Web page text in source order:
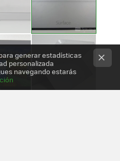
generar estadísticas
personalizada
navegando estarás